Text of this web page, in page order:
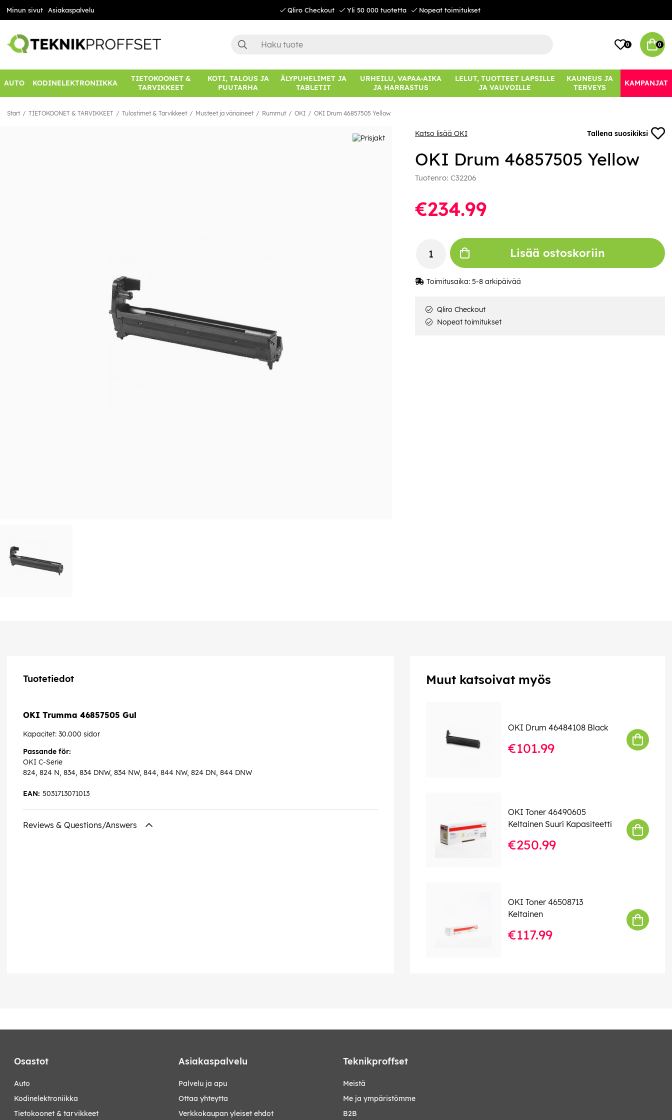
Minun sivut Asiakaspalvelu Qliro Checkout Yli 50 000 tuotetta Nopeat toimitukset
0 0
AUTO KODINELEKTRONIIKKA
TIETOKOONET &
TARVIKKEET
KOTI, TALOUS JA
PUUTARHA
ÄLYPUHELIMET JA
TABLETIT
URHEILU, VAPAA-AIKA
JA HARRASTUS
LELUT, TUOTTEET LAPSILLE
JA VAUVOILLE
KAUNEUS JA
TERVEYS
KAMPANJAT
Start TIETOKOONET & TARVIKKEET Tulostimet & Tarvikkeet Musteet ja väriaineet Rummut OKI OKI Drum 46857505 Yellow
Katso lisää OKI Tallena suosikiksi
OKI Drum 46857505 Yellow
Tuotenro: C32206
€234.99
Lisää ostoskoriin
Toimitusaika: 5-8 arkipäivää
Qliro Checkout
Nopeat toimitukset
Tuotetiedot
OKI Trumma 46857505 Gul
Kapacitet: 30.000 sidor
Passande för:
OKI C-Serie
824, 824 N, 834, 834 DNW, 834 NW, 844, 844 NW, 824 DN, 844 DNW
5031713071013
EAN:
Reviews & Questions/Answers
Muut katsoivat myös
OKI Drum 46484108 Black
€101.99
OKI Toner 46490605
Keltainen Suuri Kapasiteetti
€250.99
OKI Toner 46508713
Keltainen
€117.99
Osastot
auto
kodinelektroniikka
tietokoonet & tarvikkeet
Asiakaspalvelu
Palvelu ja apu
Ottaa yhteytta
Verkkokaupan yleiset ehdot
Teknikproffset
Meistä
Me ja ympäristömme
B2B